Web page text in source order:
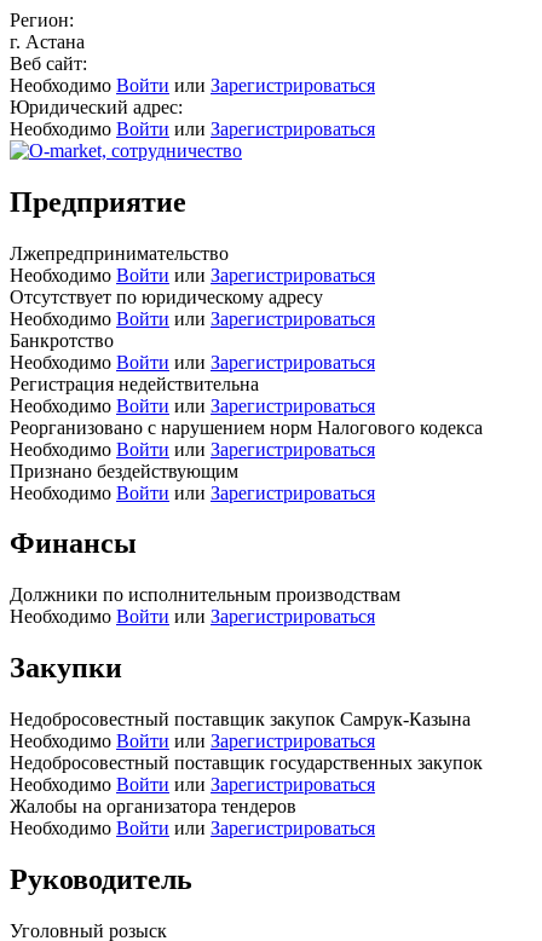
Регион:
г. Астана
Веб сайт:
Необходимо Войти или Зарегистрироваться
Юридический адрес:
Необходимо Войти или Зарегистрироваться
Предприятие
Лжепредпринимательство
Необходимо Войти или Зарегистрироваться
Отсутствует по юридическому адресу
Необходимо Войти или Зарегистрироваться
Банкротство
Необходимо Войти или Зарегистрироваться
Регистрация недействительна
Необходимо Войти или Зарегистрироваться
Реорганизовано с нарушением норм Налогового кодекса
Необходимо Войти или Зарегистрироваться
Признано бездействующим
Необходимо Войти или Зарегистрироваться
Финансы
Должники по исполнительным производствам
Необходимо Войти или Зарегистрироваться
Закупки
Недобросовестный поставщик закупок Самрук-Казына
Необходимо Войти или Зарегистрироваться
Недобросовестный поставщик государственных закупок
Необходимо Войти или Зарегистрироваться
Жалобы на организатора тендеров
Необходимо Войти или Зарегистрироваться
Руководитель
Уголовный розыск